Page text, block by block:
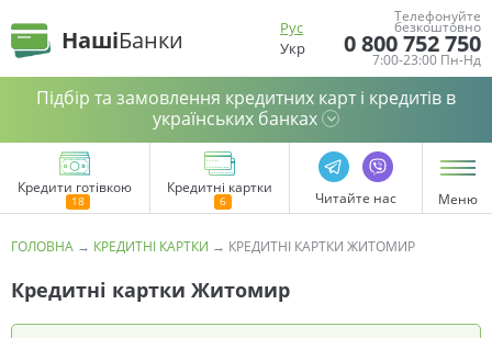
НашіБанки
Рус
Укр
Телефонуйте
безкоштовно
0 800 752 750
7:00-23:00 Пн-Нд
Підбір та замовлення кредитних карт і кредитів в
українських банках
Кредити готівкою Кредитні картки
Читайте нас Меню
ГОЛОВНА → КРЕДИТНІ КАРТКИ → КРЕДИТНІ КАРТКИ ЖИТОМИР
Кредитні картки Житомир